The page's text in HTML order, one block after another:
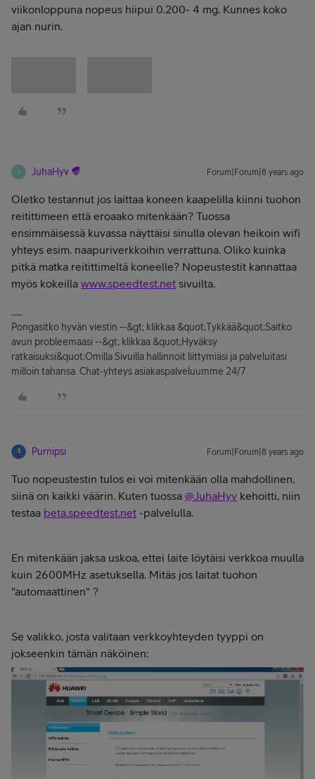
viikonloppuna nopeus hiipui 0.200- 4 mg. Kunnes koko
ajan nurin.
J JuhaHyv Forum|Forum|8 years ago
Oletko testannut jos laittaa koneen kaapelilla kiinni tuohon
reitittimeen että eroaako mitenkään? Tuossa
ensimmäisessä kuvassa näyttäisi sinulla olevan heikoin wifi
yhteys esim. naapuriverkkoihin verrattuna. Oliko kuinka
pitkä matka reitittimeltä koneelle? Nopeustestit kannattaa
myös kokeilla www.speedtest.net sivuilta.
Pongasitko hyvän viestin --&gt; klikkaa &quot;Tykkää&quot;Saitko
avun probleemaasi --&gt; klikkaa &quot;Hyväksy
ratkaisuksi&quot;Omilla Sivuilla hallinnoit liittymiäsi ja palveluitasi
milloin tahansa. Chat-yhteys asiakaspalveluumme 24/7
Purnipsi Forum|Forum|8 years ago
Tuo nopeustestin tulos ei voi mitenkään olla mahdollinen,
siinä on kaikki väärin. Kuten tuossa @JuhaHyv kehoitti, niin
testaa beta.speedtest.net -palvelulla.
En mitenkään jaksa uskoa, ettei laite löytäisi verkkoa muulla
kuin 2600MHz asetuksella. Mitäs jos laitat tuohon
"automaattinen" ?
Se valikko, josta valitaan verkkoyhteyden tyyppi on
jokseenkin tämän näköinen: